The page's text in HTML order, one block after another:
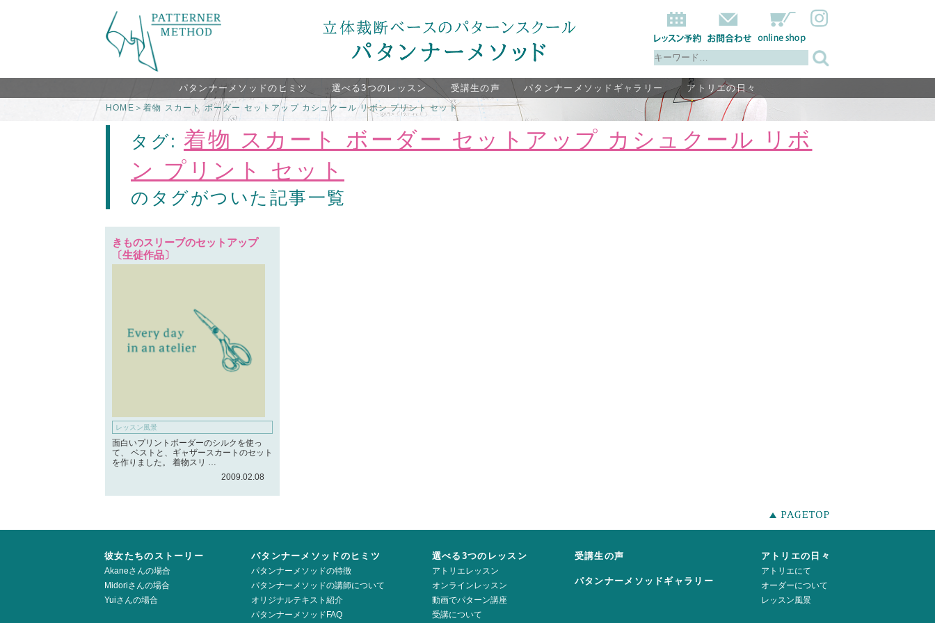
パタンナーメソッドのヒミツ 選べる3つのレッスン 受講生の声 パタンナーメソッドギャラリー アトリエの日々
HOME ＞着物 スカート ボーダー セットアップ カシュクール リボン プリント セット
タグ: 着物 スカート ボーダー セットアップ カシュクール リボ
ン プリント セット
のタグがついた記事一覧
きものスリーブのセットアップ
〔生徒作品〕
レッスン風景
面白いプリントボーダーのシルクを使っ
て、 ベストと、ギャザースカートのセット
を作りました。 着物スリ …
2009.02.08
彼女たちのストーリー
Akaneさんの場合
Midoriさんの場合
Yuiさんの場合
パタンナーメソッドのヒミツ
パタンナーメソッドの特徴
パタンナーメソッドの講師について
オリジナルテキスト紹介
パタンナーメソッドFAQ
選べる3つのレッスン
アトリエレッスン
オンラインレッスン
動画でパターン講座
受講について
受講生の声
パタンナーメソッドギャラリー
アトリエの日々
アトリエにて
オーダーについて
レッスン風景